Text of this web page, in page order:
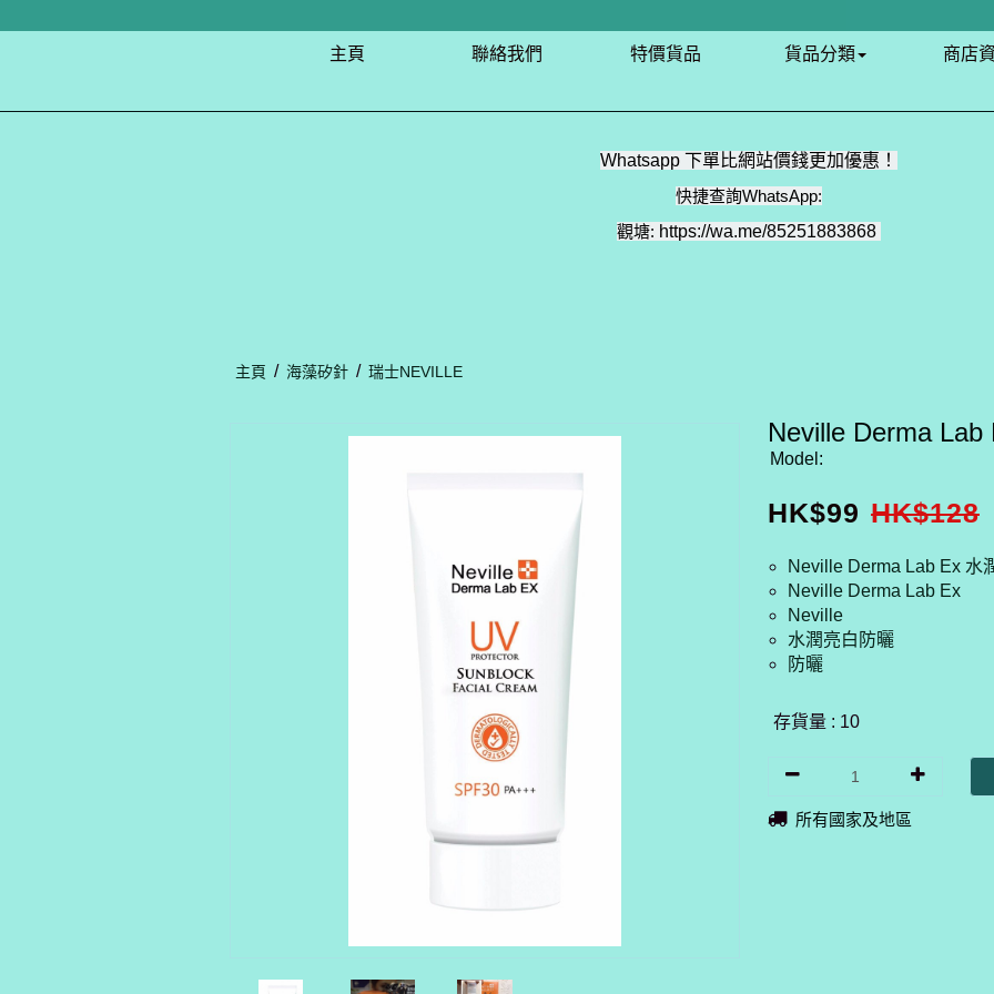
主頁 聯絡我們 特價貨品 貨品分類 商店
Whatsapp 下單比網站價錢更加優惠！
快捷查詢WhatsApp:
觀塘: https://wa.me/85251883868
主頁 / 海藻矽針 / 瑞士NEVILLE
Neville Derma
Model:
HK$99 HK$128
Neville Derma Lab Ex 水
Neville Derma Lab Ex
Neville
水潤亮白防曬
防曬
存貨量 : 10
所有國家及地區